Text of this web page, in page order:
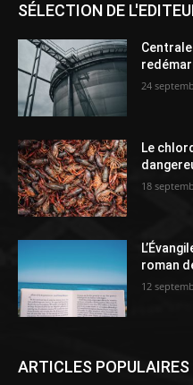
SÉLECTION DE
24
Le
18
roman
12
ARTICLES POPULAIRES